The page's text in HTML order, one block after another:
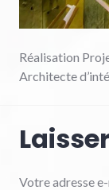
Réalisation
Architecte
Votre adresse